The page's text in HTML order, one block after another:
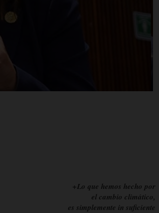
+Lo que hemos hecho por
el cambio climático,
es simplemente in suficiente